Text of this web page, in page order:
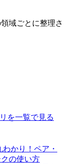
域ごとに整理さ
を一覧で見る
かり！ペア・
の使い方